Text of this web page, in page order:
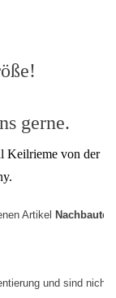
gerne.
Keilrieme von der
Artikel
und sind